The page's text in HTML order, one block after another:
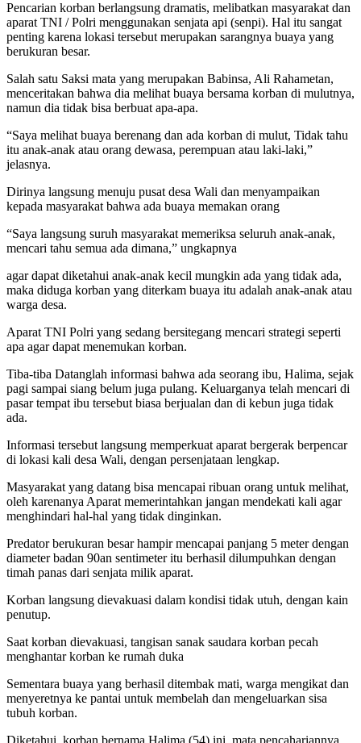
Pencarian korban berlangsung dramatis, melibatkan masyarakat dan
aparat TNI / Polri menggunakan senjata api (senpi). Hal itu sangat
penting karena lokasi tersebut merupakan sarangnya buaya yang
berukuran besar.
Salah satu Saksi mata yang merupakan Babinsa, Ali Rahametan,
menceritakan bahwa dia melihat buaya bersama korban di mulutnya,
namun dia tidak bisa berbuat apa-apa.
“Saya melihat buaya berenang dan ada korban di mulut, Tidak tahu
itu anak-anak atau orang dewasa, perempuan atau laki-laki,”
jelasnya.
Dirinya langsung menuju pusat desa Wali dan menyampaikan
kepada masyarakat bahwa ada buaya memakan orang
“Saya langsung suruh masyarakat memeriksa seluruh anak-anak,
mencari tahu semua ada dimana,” ungkapnya
agar dapat diketahui anak-anak kecil mungkin ada yang tidak ada,
maka diduga korban yang diterkam buaya itu adalah anak-anak atau
warga desa.
Aparat TNI Polri yang sedang bersitegang mencari strategi seperti
apa agar dapat menemukan korban.
Tiba-tiba Datanglah informasi bahwa ada seorang ibu, Halima, sejak
pagi sampai siang belum juga pulang. Keluarganya telah mencari di
pasar tempat ibu tersebut biasa berjualan dan di kebun juga tidak
ada.
Informasi tersebut langsung memperkuat aparat bergerak berpencar
di lokasi kali desa Wali, dengan persenjataan lengkap.
Masyarakat yang datang bisa mencapai ribuan orang untuk melihat,
oleh karenanya Aparat memerintahkan jangan mendekati kali agar
menghindari hal-hal yang tidak dinginkan.
Predator berukuran besar hampir mencapai panjang 5 meter dengan
diameter badan 90an sentimeter itu berhasil dilumpuhkan dengan
timah panas dari senjata milik aparat.
Korban langsung dievakuasi dalam kondisi tidak utuh, dengan kain
penutup.
Saat korban dievakuasi, tangisan sanak saudara korban pecah
menghantar korban ke rumah duka
Sementara buaya yang berhasil ditembak mati, warga mengikat dan
menyeretnya ke pantai untuk membelah dan mengeluarkan sisa
tubuh korban.